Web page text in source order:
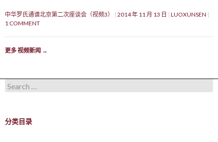
中华罗氏通谱北京第二次座谈会（视频3） 2014 年 11 月 13 日
LUOXUNSEN
1 COMMENT
更多 视频新闻 →
Search for:
分类目录